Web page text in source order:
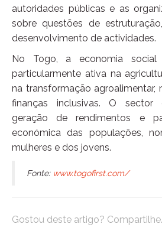
autoridades públicas e as
sobre questões de
desenvolvimento de actividades.
No Togo, a economia social
particularmente ativa na
na transformação agroalimentar,
finanças inclusivas. O sector
geração de rendimentos e
económica das populações,
mulheres e dos jovens.
Fonte: www.togofirst.com/
Gostou deste artigo?